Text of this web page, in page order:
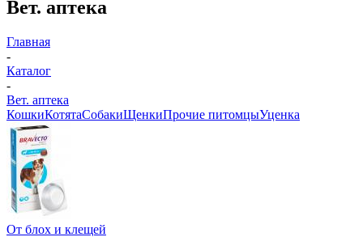
Вет. аптека
Главная
-
Каталог
-
Вет. аптека
КошкиКотятаСобакиЩенкиПрочие питомцыУценка
От блох и клещей